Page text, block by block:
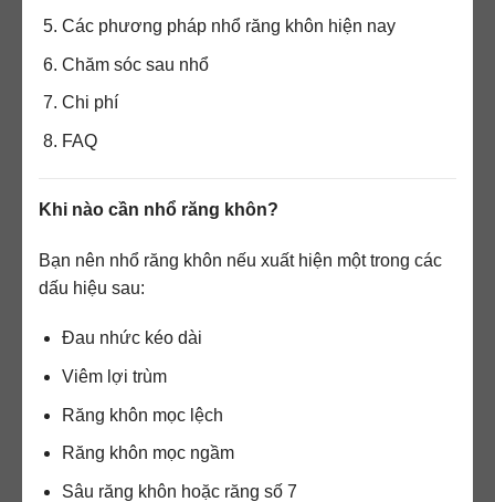
Các phương pháp nhổ răng khôn hiện nay
Chăm sóc sau nhổ
Chi phí
FAQ
Khi nào cần nhổ răng khôn?
Bạn nên nhổ răng khôn nếu xuất hiện một trong các
dấu hiệu sau:
Đau nhức kéo dài
Viêm lợi trùm
Răng khôn mọc lệch
Răng khôn mọc ngầm
Sâu răng khôn hoặc răng số 7